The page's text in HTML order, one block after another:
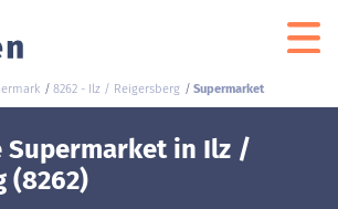
8262 - Ilz / Reigersberg Supermarket
Supermarket in Ilz /
(8262)